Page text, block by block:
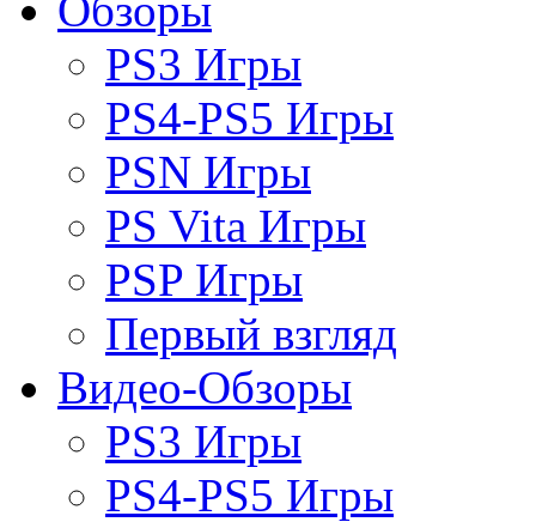
PS3 Игры
PS4-PS5 Игры
PSN Игры
PS Vita Игры
PSP Игры
Первый взгляд
Видео-Обзоры
PS3 Игры
PS4-PS5 Игры